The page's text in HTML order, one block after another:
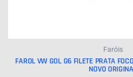
Faróis
FAROL VW GOL G6 FILETE PRATA
NOVO